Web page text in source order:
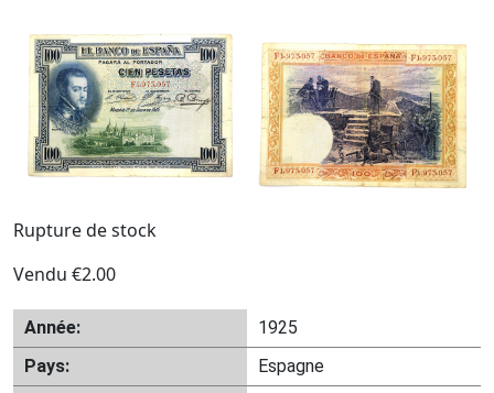
Rupture de stock
Vendu €2.00
Année:
1925
Pays:
Espagne